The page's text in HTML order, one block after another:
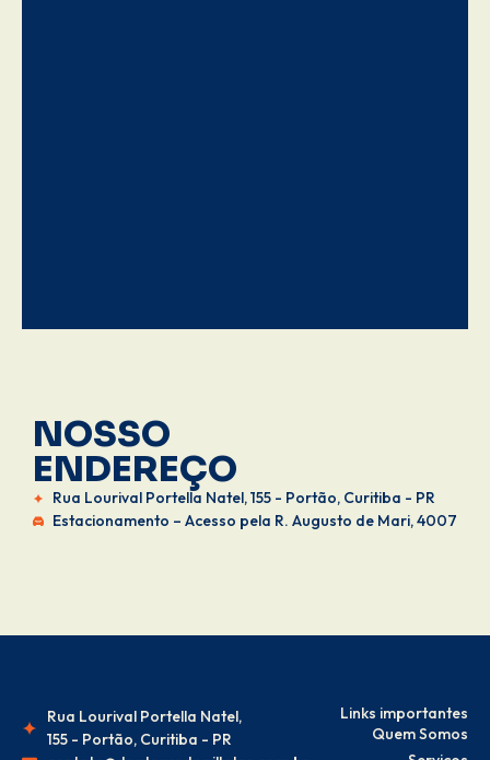
NOSSO
ENDEREÇO
Rua Lourival Portella Natel, 155 - Portão, Curitiba - PR
Estacionamento – Acesso pela R. Augusto de Mari, 4007
Rua Lourival Portella Natel,
155 - Portão, Curitiba - PR
Links importantes
Quem Somos